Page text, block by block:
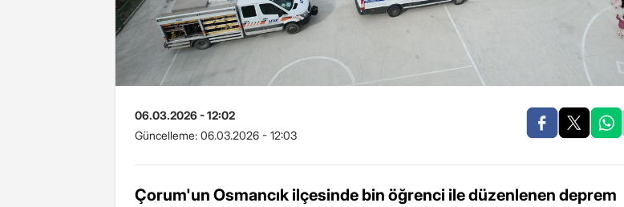
06.03.2026 - 12:02
Güncelleme: 06.03.2026 - 12:03
Çorum'un Osmancık ilçesinde bin öğrenci ile düzenlenen deprem